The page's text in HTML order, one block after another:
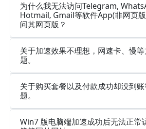
为什么我无法访问Telegram,
Hotmail, Gmail等软件App(非网页
问其网页版？
关于加速效果不理想，网速卡、慢
题。
关于购买套餐以及付款成功却没到
题。
Win7 版电脑端加速成功后无法正常